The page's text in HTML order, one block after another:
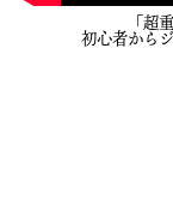
「超
初心者から